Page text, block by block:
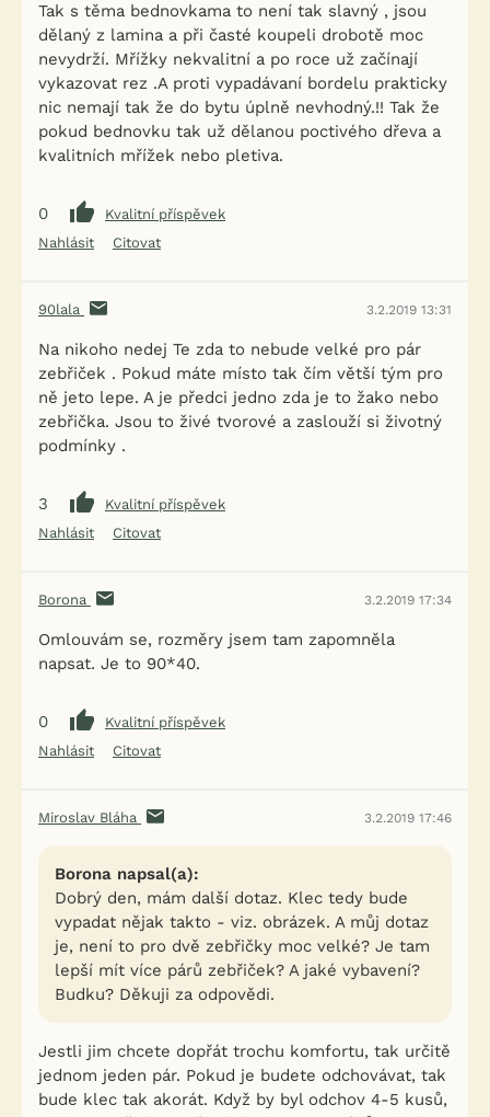
Tak s těma bednovkama to není tak slavný , jsou
dělaný z lamina a při časté koupeli drobotě moc
nevydrží. Mřížky nekvalitní a po roce už začínají
vykazovat rez .A proti vypadávaní bordelu prakticky
nic nemají tak že do bytu úplně nevhodný.!! Tak že
pokud bednovku tak už dělanou poctivého dřeva a
kvalitních mřížek nebo pletiva.
0
Kvalitní příspěvek
Nahlásit
Citovat
90lala 3.2.2019 13:31
Na nikoho nedej Te zda to nebude velké pro pár
zebřiček . Pokud máte místo tak čím větší tým pro
ně jeto lepe. A je předci jedno zda je to žako nebo
zebřička. Jsou to živé tvorové a zaslouží si životný
podmínky .
3
Kvalitní příspěvek
Nahlásit
Citovat
Borona 3.2.2019 17:34
Omlouvám se, rozměry jsem tam zapomněla
napsat. Je to 90*40.
0
Kvalitní příspěvek
Nahlásit
Citovat
Miroslav Bláha 3.2.2019 17:46
Borona napsal(a):
Dobrý den, mám další dotaz. Klec tedy bude
vypadat nějak takto - viz. obrázek. A můj dotaz
je, není to pro dvě zebřičky moc velké? Je tam
lepší mít více párů zebřiček? A jaké vybavení?
Budku? Děkuji za odpovědi.
Jestli jim chcete dopřát trochu komfortu, tak určitě
jednom jeden pár. Pokud je budete odchovávat, tak
bude klec tak akorát. Když by byl odchov 4-5 kusů,